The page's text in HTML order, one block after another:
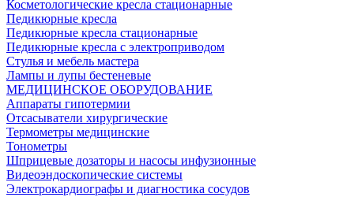
Косметологические кресла стационарные
Педикюрные кресла
Педикюрные кресла стационарные
Педикюрные кресла с электроприводом
Стулья и мебель мастера
Лампы и лупы бестеневые
МЕДИЦИНСКОЕ ОБОРУДОВАНИЕ
Аппараты гипотермии
Отсасыватели хирургические
Термометры медицинские
Тонометры
Шприцевые дозаторы и насосы инфузионные
Видеоэндоскопические системы
Электрокардиографы и диагностика сосудов